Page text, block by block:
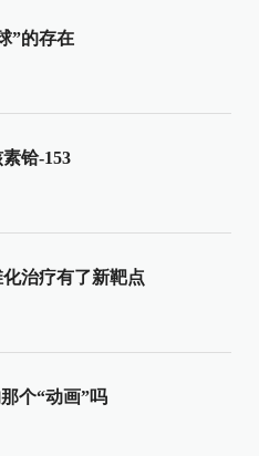
”的存在
铪-153
治疗有了新靶点
个“动画”吗